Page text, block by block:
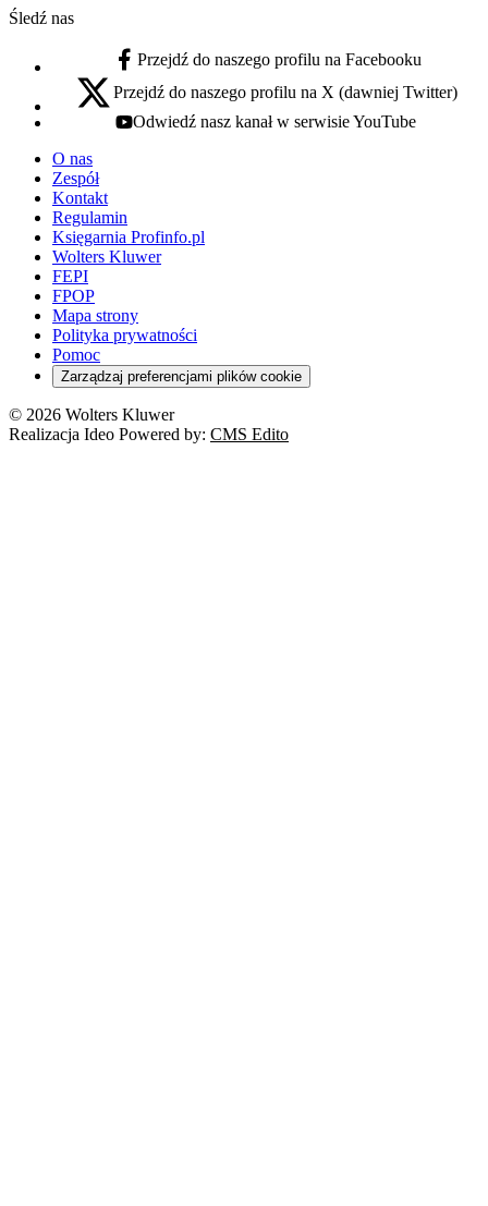
Śledź nas
facebook - otwiera się w nowej karcie
Przejdź do naszego profilu na Facebooku
x - otwiera się w nowej karcie
Przejdź do naszego profilu na X (dawniej Twitter)
youtube - otwiera się w nowej karcie
Odwiedź nasz kanał w serwisie YouTube
O nas
Zespół
Kontakt
Regulamin
Księgarnia Profinfo.pl
Wolters Kluwer
FEPI
FPOP
Mapa strony
Polityka prywatności
Pomoc
Zarządzaj preferencjami plików cookie
© 2026 Wolters Kluwer
Realizacja Ideo Powered by: CMS Edito